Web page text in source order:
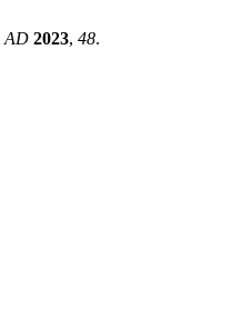
AD 2023, 48.